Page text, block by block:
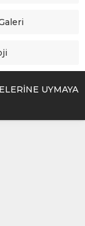
UYMAYA